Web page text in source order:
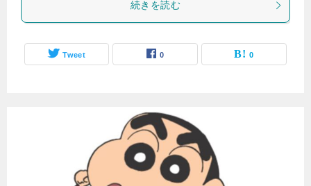
続きを読む
Tweet 0 0